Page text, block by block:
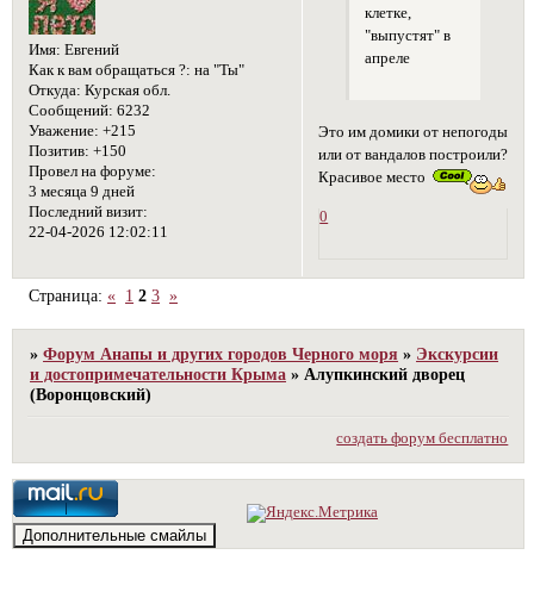
Имя: Евгений
Как к вам обращаться ?: на "Ты"
Откуда: Курская обл.
Сообщений: 6232
Уважение: +215
Позитив: +150
Провел на форуме:
3 месяца 9 дней
Последний визит:
22-04-2026 12:02:11
клетке,
"выпустят" в
апреле
Это им домики от непогоды
или от вандалов построили?
Красивое место
0
Страница:« 1 2 3 »
»Форум Анапы и других городов Черного моря » Экскурсии
и достопримечательности Крыма » Алупкинский дворец
(Воронцовский)
создать форум бесплатно